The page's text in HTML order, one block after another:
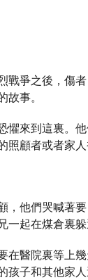
戰爭之後，傷
事。
懼來到這裏。
照顧者或者家
，他們哭喊著
一起在煤倉裏
在醫院裏等上
孩子和其他家